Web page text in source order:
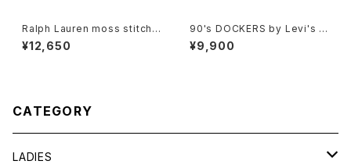
Ralph Lauren moss stitch
polo Shirt "POLO BEAR"
¥12,650
90's DOCKERS by Levi's m
ulti-stripe and botanical S
hirt
¥9,900
CATEGORY
LADIES